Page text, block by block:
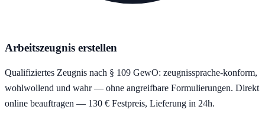
Arbeitszeugnis erstellen
Qualifiziertes Zeugnis nach § 109 GewO: zeugnissprache-konform,
wohlwollend und wahr — ohne angreifbare Formulierungen. Direkt
online beauftragen — 130 € Festpreis, Lieferung in 24h.